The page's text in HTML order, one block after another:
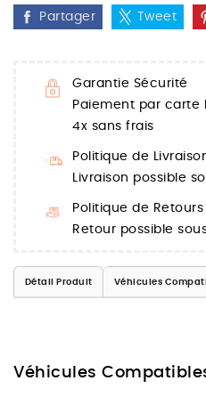
Partager Tweet
Garantie Sécurité
Paiement par carte
4x sans frais
Politique de
Livraison possible
Politique de Retours
Retour possible
Détail Produit Véhicules
Véhicules